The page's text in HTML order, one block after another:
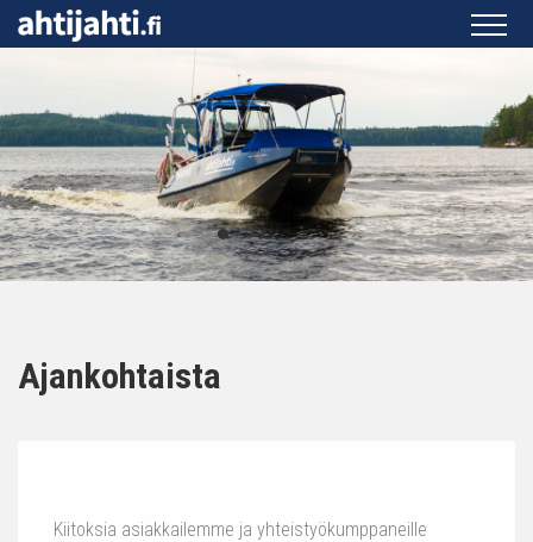
Ajankohtaista
Kiitoksia asiakkailemme ja yhteistyökumppaneille